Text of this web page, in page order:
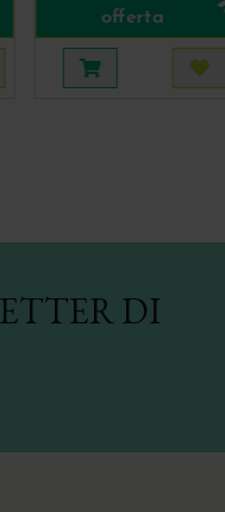
più tardi
offerta
Aggiungi al
DI